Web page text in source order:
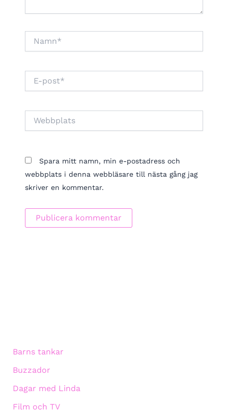
post*
Spara mitt namn, min e-postadress och
webbplats i denna webbläsare till nästa gång jag
skriver en kommentar.
Barns tankar
Buzzador
Dagar med Linda
Film och TV